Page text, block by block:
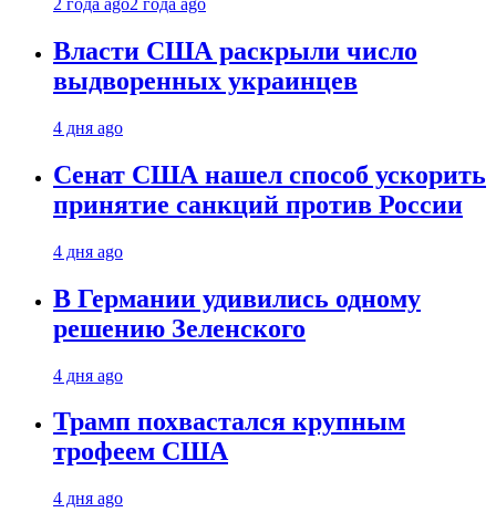
2 года ago2 года ago
Власти США раскрыли число
выдворенных украинцев
4 дня ago
Сенат США нашел способ ускорить
принятие санкций против России
4 дня ago
В Германии удивились одному
решению Зеленского
4 дня ago
Трамп похвастался крупным
трофеем США
4 дня ago